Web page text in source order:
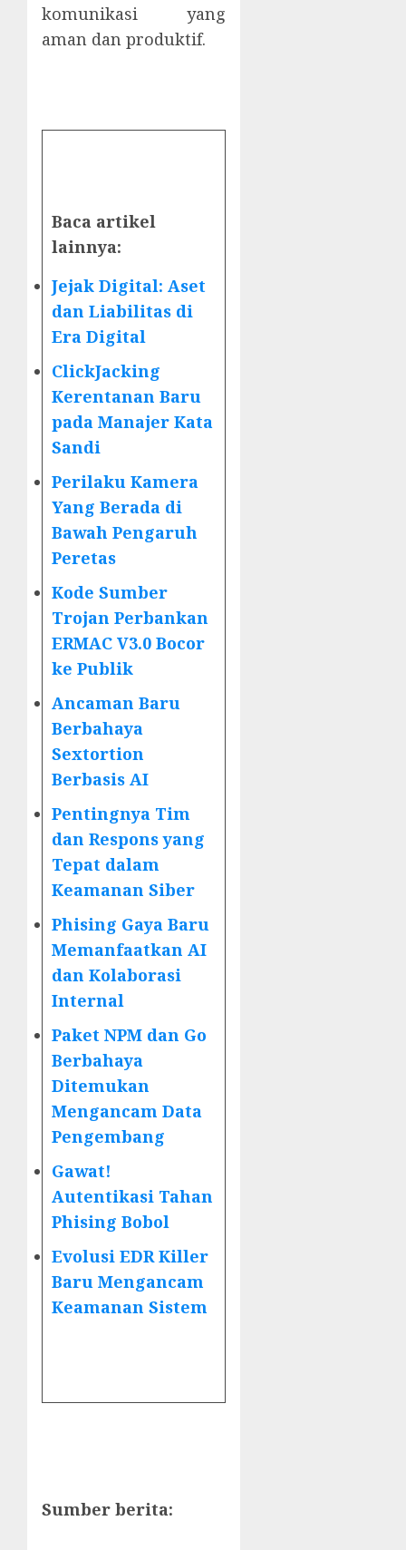
komunikasi yang
aman dan produktif.
Baca artikel
lainnya:
Jejak Digital: Aset
dan Liabilitas di
Era Digital
ClickJacking
Kerentanan Baru
pada Manajer Kata
Sandi
Perilaku Kamera
Yang Berada di
Bawah Pengaruh
Peretas
Kode Sumber
Trojan Perbankan
ERMAC V3.0 Bocor
ke Publik
Ancaman Baru
Berbahaya
Sextortion
Berbasis AI
Pentingnya Tim
dan Respons yang
Tepat dalam
Keamanan Siber
Phising Gaya Baru
Memanfaatkan AI
dan Kolaborasi
Internal
Paket NPM dan Go
Berbahaya
Ditemukan
Mengancam Data
Pengembang
Gawat!
Autentikasi Tahan
Phising Bobol
Evolusi EDR Killer
Baru Mengancam
Keamanan Sistem
Sumber berita: